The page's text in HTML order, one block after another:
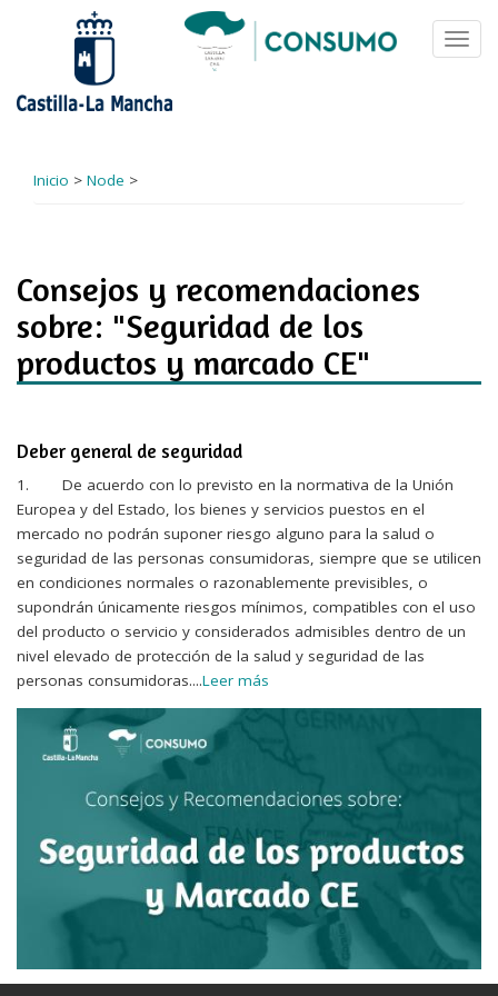
Inicio > Node >
Consejos y recomendaciones
sobre: "Seguridad de los
productos y marcado CE"
Deber general de seguridad
1. De acuerdo con lo previsto en la normativa de la Unión
Europea y del Estado, los bienes y servicios puestos en el
mercado no podrán suponer riesgo alguno para la salud o
seguridad de las personas consumidoras, siempre que se utilicen
en condiciones normales o razonablemente previsibles, o
supondrán únicamente riesgos mínimos, compatibles con el uso
del producto o servicio y considerados admisibles dentro de un
nivel elevado de protección de la salud y seguridad de las
personas consumidoras....Leer más